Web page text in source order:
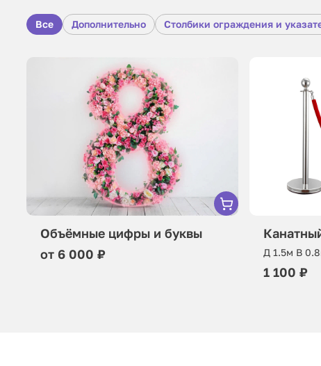
Все Дополнительно Столбики ограждения и
Объёмные цифры и буквы
от 6 000 ₽
Д 1.5м В
1 100 ₽